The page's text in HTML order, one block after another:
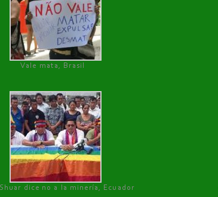
Vale mata, Brasil
dice no a la minería, Ecuador